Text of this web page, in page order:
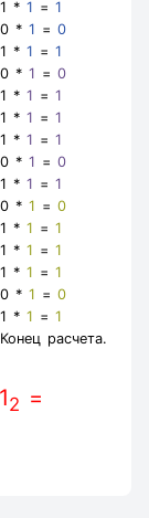
1 *1 =1
0 *1 =0
1 *1 =1
0 *1 =0
1 *1 =1
1 *1 =1
1 *1 =1
0 *1 =0
1 *1 =1
0 *1 =0
1 *1 =1
1 *1 =1
1 *1 =1
0 *1 =0
1 *1 =1
Конец расчета.
2 =